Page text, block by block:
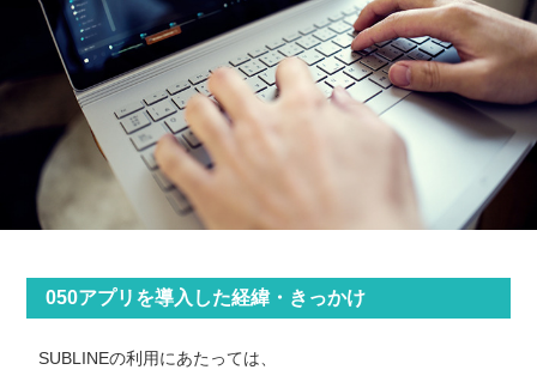
050アプリを導⼊した経緯・きっかけ
SUBLINEの利⽤にあたっては、